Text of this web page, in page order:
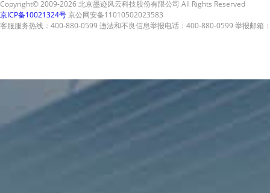
Copyright© 2009-2026 北京墨迹风云科技股份有限公司 All Rights Reserved
京ICP备10021324号京公网安备11010502023583
客服服务热线：400-880-0599 违法和不良信息举报电话：400-880-0599 举报邮箱